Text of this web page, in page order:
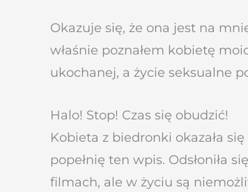
Okazuje się, że ona jest na
właśnie poznałem kobietę
ukochanej, a życie seksualne
Halo! Stop! Czas się obudzić!
Kobieta z biedronki okazała
popełnię ten wpis. Odsłoniła
filmach, ale w życiu są